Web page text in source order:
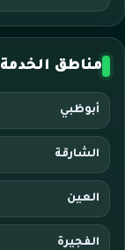
مناطق الخدمة
أبوظبي
الشارقة
العين
الفجيرة